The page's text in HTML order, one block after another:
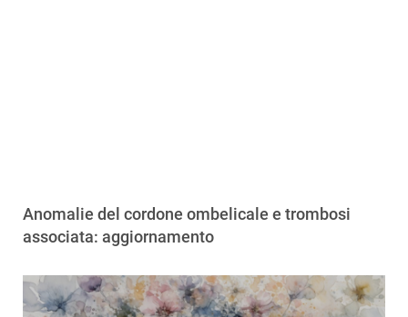
Anomalie del cordone ombelicale e trombosi
associata: aggiornamento